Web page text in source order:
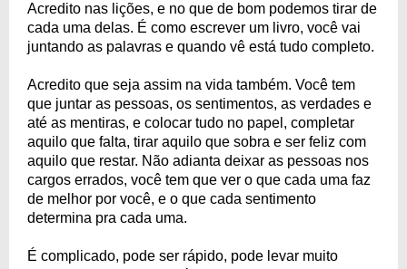
Acredito nas lições, e no que de bom podemos tirar de
cada uma delas. É como escrever um livro, você vai
juntando as palavras e quando vê está tudo completo.
Acredito que seja assim na vida também. Você tem
que juntar as pessoas, os sentimentos, as verdades e
até as mentiras, e colocar tudo no papel, completar
aquilo que falta, tirar aquilo que sobra e ser feliz com
aquilo que restar. Não adianta deixar as pessoas nos
cargos errados, você tem que ver o que cada uma faz
de melhor por você, e o que cada sentimento
determina pra cada uma.
É complicado, pode ser rápido, pode levar muito